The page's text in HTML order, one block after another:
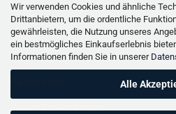
Wir verwenden Cookies und ähnliche
Drittanbietern, um die ordentliche
gewährleisten, die Nutzung unseres
ein bestmögliches Einkaufserlebnis
Informationen finden Sie in unserer
Alle
Pfeiler
Gartenbrunnen
Gartenfiguren